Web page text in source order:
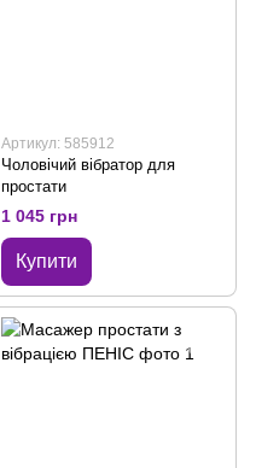
Артикул: 585912
Чоловічий вібратор для
простати
1 045 грн
Купити